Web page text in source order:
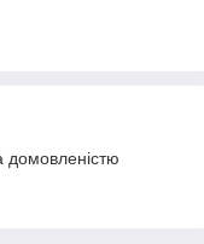
домовленістю